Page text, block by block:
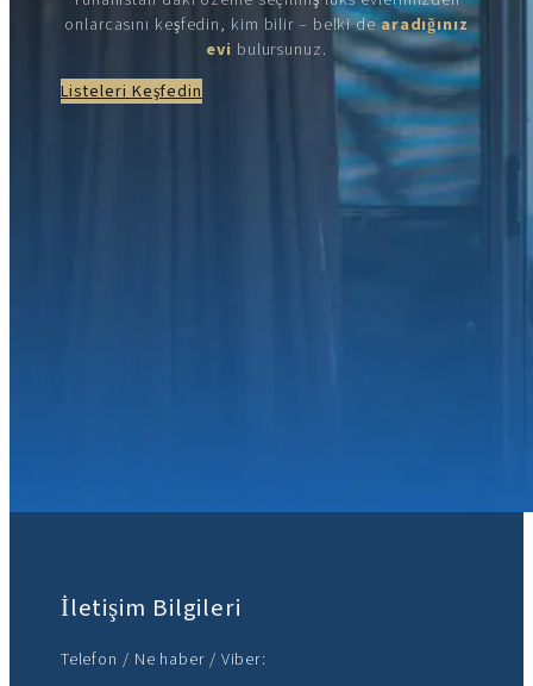
onlarcasını keşfedin, kim bilir – belki dearadığınız
evi bulursunuz.
Listeleri Keşfedin
İletişim Bilgileri
Telefon / Ne haber / Viber: